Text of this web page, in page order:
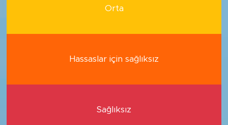
Orta
Hassaslar için sağlıksız
Sağlıksız